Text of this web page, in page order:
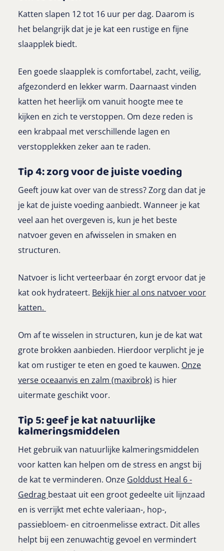
Katten slapen 12 tot 16 uur per dag. Daarom is
het belangrijk dat je je kat een rustige en fijne
slaapplek biedt.
Een goede slaapplek is comfortabel, zacht, veilig,
afgezonderd en lekker warm. Daarnaast vinden
katten het heerlijk om vanuit hoogte mee te
kijken en zich te verstoppen. Om deze reden is
een krabpaal met verschillende lagen en
verstopplekken zeker aan te raden.
Tip 4: zorg voor de juiste voeding
Geeft jouw kat over van de stress? Zorg dan dat je
je kat de juiste voeding aanbiedt. Wanneer je kat
veel aan het overgeven is, kun je het beste
natvoer geven en afwisselen in smaken en
structuren.
Natvoer is licht verteerbaar én zorgt ervoor dat je
kat ook hydrateert. Bekijk hier al ons natvoer voor
katten.
Om af te wisselen in structuren, kun je de kat wat
grote brokken aanbieden. Hierdoor verplicht je je
kat om rustiger te eten en goed te kauwen. Onze
verse oceaanvis en zalm (maxibrok) is hier
uitermate geschikt voor.
Tip 5: geef je kat natuurlijke
kalmeringsmiddelen
Het gebruik van natuurlijke kalmeringsmiddelen
voor katten kan helpen om de stress en angst bij
de kat te verminderen. Onze Golddust Heal 6 -
Gedrag bestaat uit een groot gedeelte uit lijnzaad
en is verrijkt met echte valeriaan-, hop-,
passiebloem- en citroenmelisse extract. Dit alles
helpt bij een zenuwachtig gevoel en vermindert